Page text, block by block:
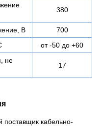
380
В
700
от -50 до +60
не
17
кабельно-